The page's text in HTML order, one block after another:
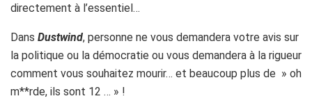
directement à l’essentiel…
Dans Dustwind, personne ne vous demandera votre avis sur
la politique ou la démocratie ou vous demandera à la rigueur
comment vous souhaitez mourir… et beaucoup plus de » oh
m**rde, ils sont 12 … » !